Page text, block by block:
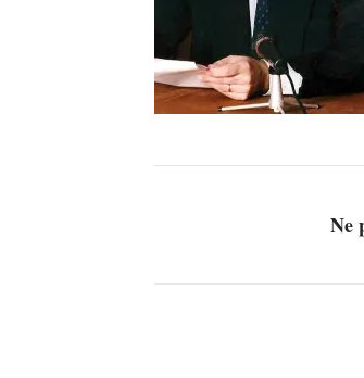
Ne